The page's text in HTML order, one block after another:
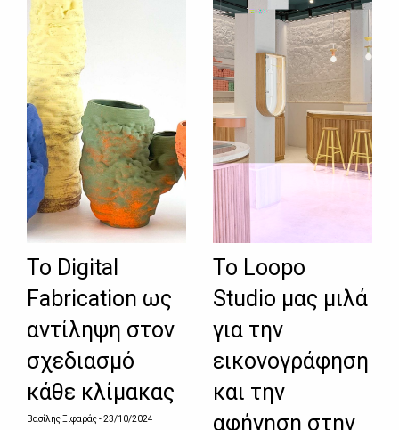
Το Digital
Fabrication ως
αντίληψη στον
σχεδιασμό
κάθε κλίμακας
Βασίλης Ξιφαράς- 23/10/2024
Το Loopo
Studio μας μιλά
για την
εικονογράφηση
και την
αφήγηση στην